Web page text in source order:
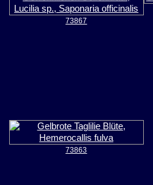
73867
73863